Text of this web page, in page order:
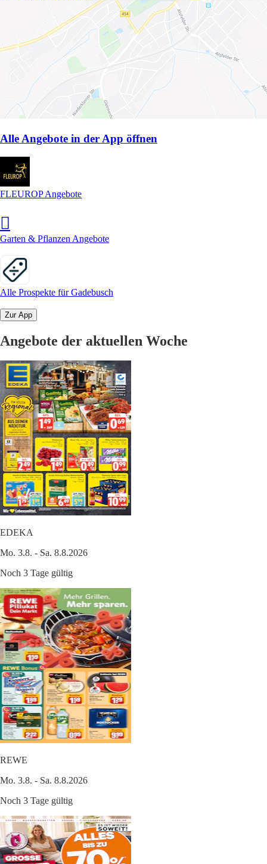
Alle Angebote in der App öffnen
FLEUROP Angebote
Garten & Pflanzen Angebote
Alle Prospekte für Gadebusch
Zur App
Angebote der aktuellen Woche
EDEKA
Mo. 3.8. - Sa. 8.8.2026
Noch 3 Tage gültig
REWE
Mo. 3.8. - Sa. 8.8.2026
Noch 3 Tage gültig